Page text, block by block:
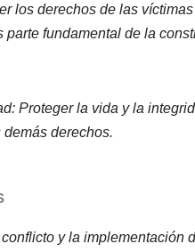
los derechos de las
fundamental de la
Proteger la vida y la
derechos.
y la implementación